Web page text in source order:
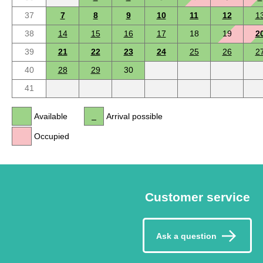
37
7 8 9 10 11 12
38
14 15 16 17 18 19
39
21 22 23 24 25 26
40
28 29
30
41
Available
Occupied
Arrival possible
Customer service
Ask a question